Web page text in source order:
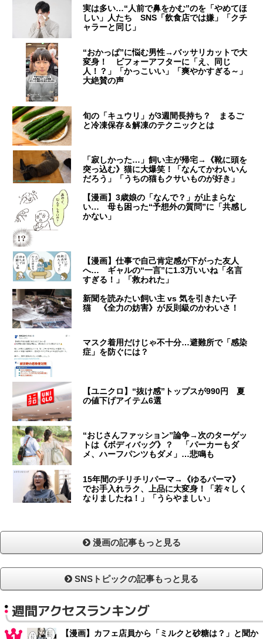
実は多い…“人前で鼻をかむ”のを「やめてほ
しい」人たち SNS「飲食店では嫌」「クチ
ャラーと同じ」
“おかっぱ”に悩む男性→バッサリカットで大
変身！ ビフォーアフターに「え、同じ
人！？」「かっこいい」「爽やかすぎる～」
大絶賛の声
旬の「キュウリ」が3週間長持ち？ まるご
と冷凍保存＆解凍のテクニックとは
「寂しかった…」飼い主が帰宅→《靴に頭を
突っ込む》猫に大爆笑！「なんてかわいいん
だろう」「うちの猫もクサいものが好き」
【漫画】3歳娘の「なんで？」が止まらな
い… 母も困った“予想外の質問”に「共感し
かない」
【漫画】仕事で自己肯定感が下がった友人
へ… ギャルの“一言”に1.3万いいね「名言
すぎる！」「救われた」
新聞を読みたい飼い主 vs 気を引きたい子
猫 《全力の妨害》が反則級のかわいさ！
マスク着用だけじゃ不十分…避難所で「感染
症」を防ぐには？
【ユニクロ】“抜け感”トップスが990円 夏
の値下げアイテム6選
“おじさんファッション”論争→次のターゲッ
トは《ボディバッグ》？ 「パーカーもダ
メ、ハーフパンツもダメ」…悲鳴も
15年間のチリチリパーマ→《ゆるパーマ》
でお手入れラク、上品に大変身！「若々しく
なりましたね！」「うらやましい」
漫画の記事もっと見る
SNSトピックの記事もっと見る
週間アクセスランキング
【漫画】カフェ店員から「ミルクと砂糖は？」と聞か